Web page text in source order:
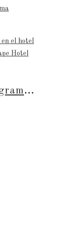
el hotel
Hotel
...